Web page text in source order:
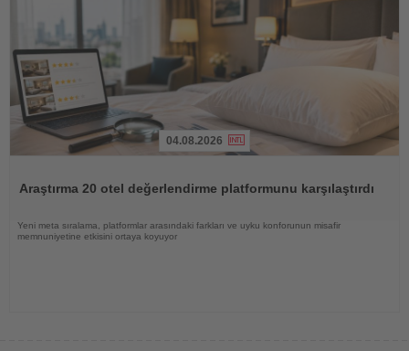
04.08.2026
Araştırma 20 otel değerlendirme platformunu karşılaştırdı
Yeni meta sıralama, platformlar arasındaki farkları ve uyku konforunun misafir
memnuniyetine etkisini ortaya koyuyor